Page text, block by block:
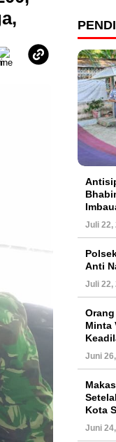
Juli 22,
Anti
Juli 22,
Minta
Juni
Kota
Juni